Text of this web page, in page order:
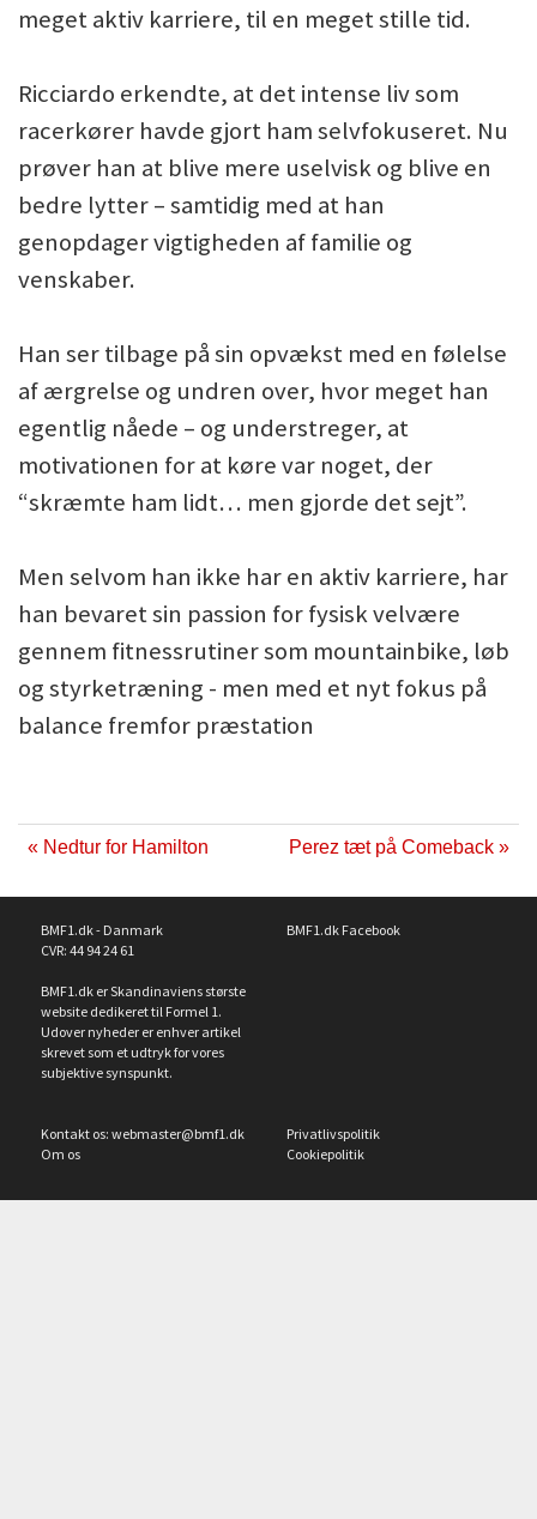
meget aktiv karriere, til en meget stille tid.
Ricciardo erkendte, at det intense liv som
racerkører havde gjort ham selvfokuseret. Nu
prøver han at blive mere uselvisk og blive en
bedre lytter – samtidig med at han
genopdager vigtigheden af familie og
venskaber.
Han ser tilbage på sin opvækst med en følelse
af ærgrelse og undren over, hvor meget han
egentlig nåede – og understreger, at
motivationen for at køre var noget, der
“skræmte ham lidt… men gjorde det sejt”.
Men selvom han ikke har en aktiv karriere, har
han bevaret sin passion for fysisk velvære
gennem fitnessrutiner som mountainbike, løb
og styrketræning - men med et nyt fokus på
balance fremfor præstation
« Nedtur for Hamilton Perez tæt på Comeback »
BMF1.dk - Danmark
CVR: 44 94 24 61
BMF1.dk er Skandinaviens største
website dedikeret til Formel 1.
Udover nyheder er enhver artikel
skrevet som et udtryk for vores
subjektive synspunkt.
BMF1.dk Facebook
Kontakt os: webmaster@bmf1.dk
Om os
Privatlivspolitik
Cookiepolitik